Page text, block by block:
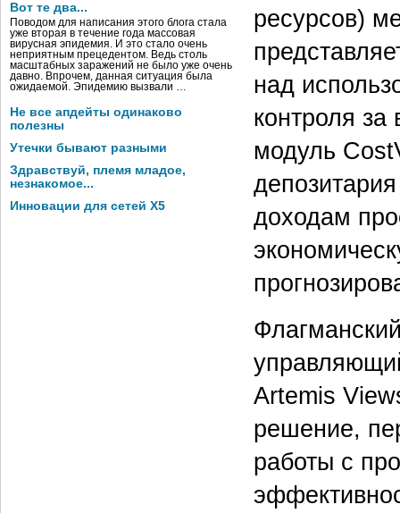
Вот те два...
Поводом для написания этого блога стала
уже вторая в течение года массовая
вирусная эпидемия. И это стало очень
неприятным прецедентом. Ведь столь
масштабных заражений не было уже очень
давно. Впрочем, данная ситуация была
ожидаемой. Эпидемию вызвали …
Не все апдейты одинаково
полезны
Утечки бывают разными
Здравствуй, племя младое,
незнакомое...
Инновации для сетей X5
ресурсов)
над
контроля
модуль
доходам
Artemis
решение,
работы с